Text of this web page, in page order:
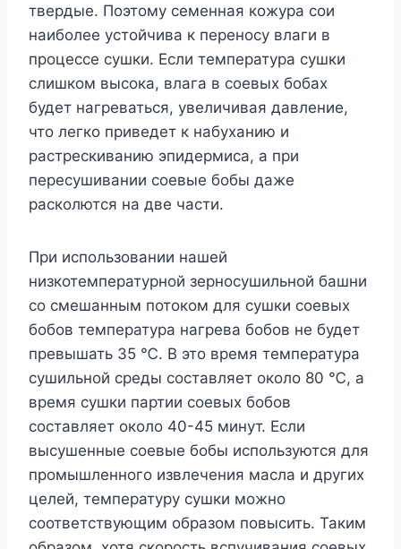
твердые. Поэтому семенная кожура сои
наиболее устойчива к переносу влаги в
процессе сушки. Если температура сушки
слишком высока, влага в соевых бобах
будет нагреваться, увеличивая давление,
что легко приведет к набуханию и
растрескиванию эпидермиса, а при
пересушивании соевые бобы даже
расколются на две части.
При использовании нашей
низкотемпературной зерносушильной башни
со смешанным потоком для сушки соевых
бобов температура нагрева бобов не будет
превышать 35 ℃. В это время температура
сушильной среды составляет около 80 ℃, а
время сушки партии соевых бобов
составляет около 40-45 минут. Если
высушенные соевые бобы используются для
промышленного извлечения масла и других
целей, температуру сушки можно
соответствующим образом повысить. Таким